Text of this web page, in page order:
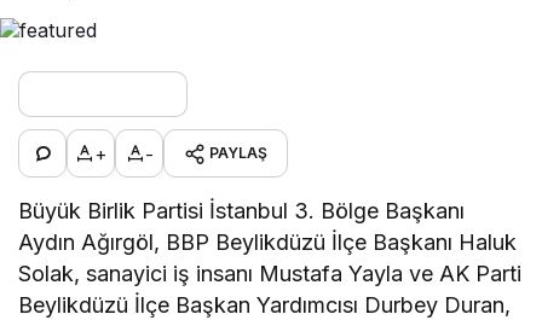
+ - PAYLAŞ
Büyük Birlik Partisi İstanbul 3. Bölge Başkanı
Aydın Ağırgöl, BBP Beylikdüzü İlçe Başkanı Haluk
Solak, sanayici iş insanı Mustafa Yayla ve AK Parti
Beylikdüzü İlçe Başkan Yardımcısı Durbey Duran,